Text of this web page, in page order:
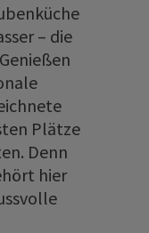
– die
Plätze
Denn
hier